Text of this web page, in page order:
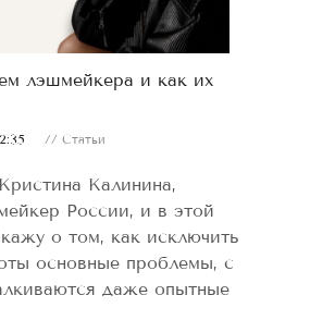
лэшмейкера и как их
// Статьи
Калинина,
России, и в этой
о том, как исключить
основные проблемы, с
даже опытные